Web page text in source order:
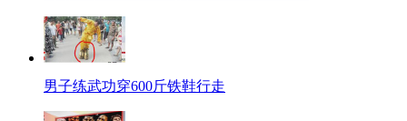
男子练武功穿600斤铁鞋行走